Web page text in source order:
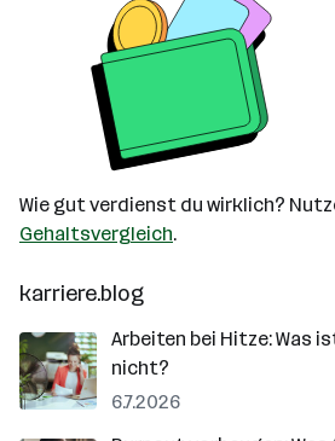
Wie gut verdienst du wirklich?
Gehaltsvergleich.
karriere.blog
Arbeiten bei Hitze: Was
nicht?
6.7.2026